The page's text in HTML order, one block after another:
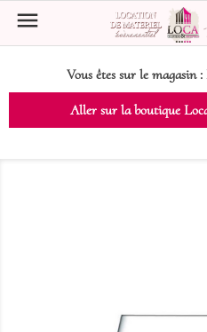
Vous êtes sur le magasin :
Aller sur la boutique
